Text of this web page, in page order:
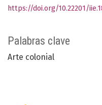
Palabras clave
Arte colonial
https://doi.org/10.22201/